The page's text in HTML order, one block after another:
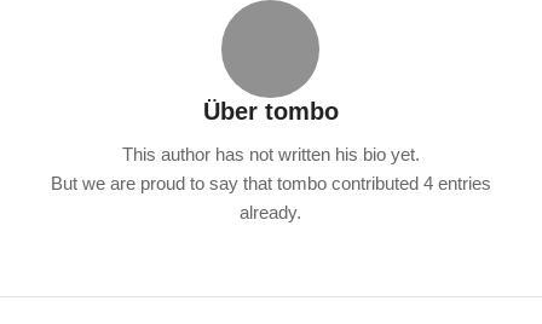
Über tombo
This author has not written his bio yet.
But we are proud to say that tombocontributed 4 entries
already.